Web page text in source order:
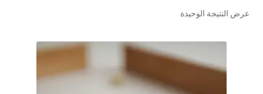
تواصل معنا
العربية
عرض النتيجة الوحيدة